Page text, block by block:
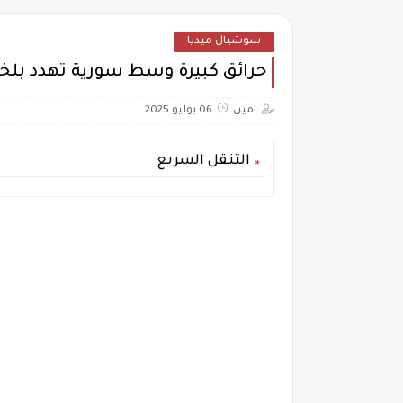
سوشيال ميديا
حرائق كبيرة وسط سورية تهدد
امين 06 يوليو 2025
التنقل السريع